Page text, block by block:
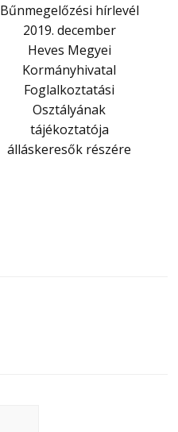
Bűnmegelőzési hírlevél
2019. december
Heves Megyei
Kormányhivatal
Foglalkoztatási
Osztályának
tájékoztatója
álláskeresők részére